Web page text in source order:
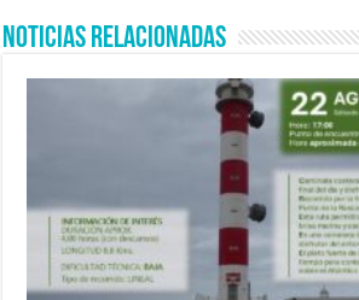
Noticias Relacionadas